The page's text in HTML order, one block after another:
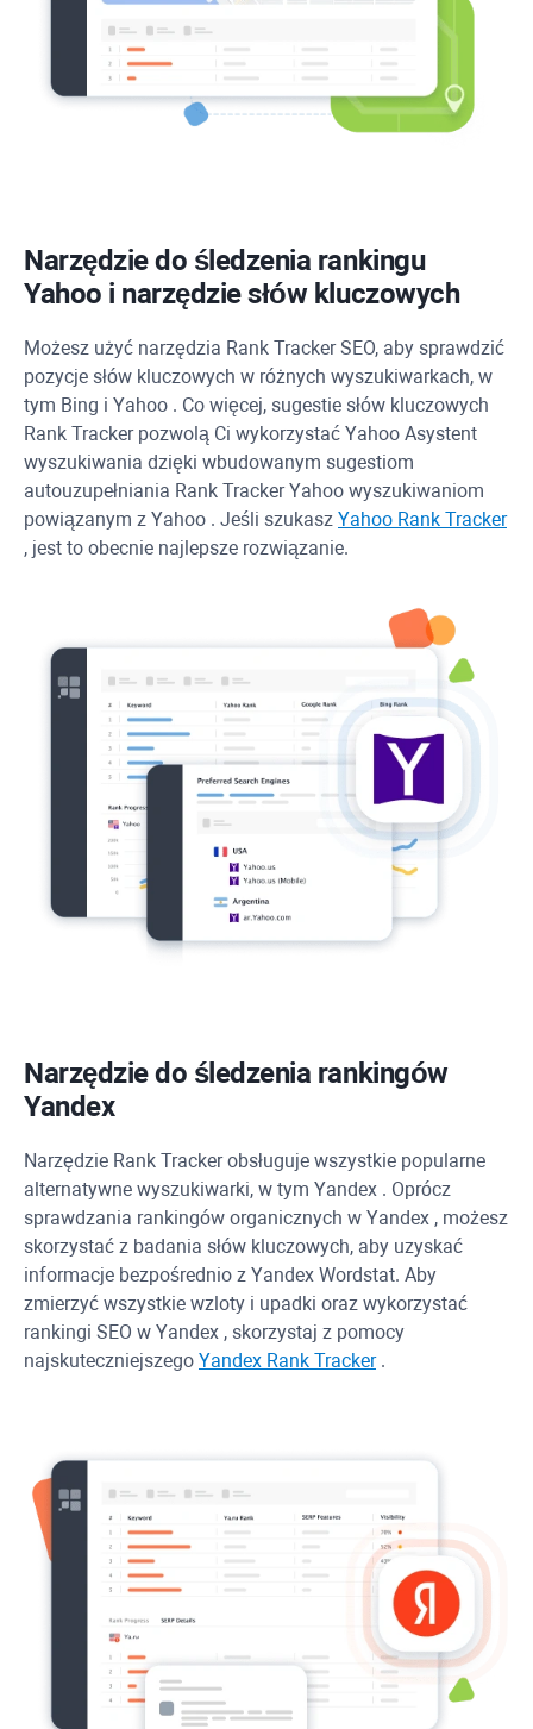
Narzędzie do śledzenia rankingu
Yahoo i narzędzie słów kluczowych
Możesz użyć narzędzia Rank TrackerSEO, aby sprawdzić
pozycje słów kluczowych w różnych wyszukiwarkach, w
tym Bing i Yahoo . Co więcej, sugestie słów kluczowych
Rank Trackerpozwolą Ci wykorzystać Yahoo Asystent
wyszukiwania dzięki wbudowanym sugestiom
autouzupełniania Rank Tracker Yahoo wyszukiwaniom
powiązanym z Yahoo . Jeśli szukasz Yahoo Rank Tracker
, jest to obecnie najlepsze rozwiązanie.
Narzędzie do śledzenia rankingów
Yandex
Narzędzie Rank Trackerobsługuje wszystkie popularne
alternatywne wyszukiwarki, w tym Yandex . Oprócz
sprawdzania rankingów organicznych w Yandex , możesz
skorzystać z badania słów kluczowych, aby uzyskać
informacje bezpośrednio z Yandex Wordstat. Aby
zmierzyć wszystkie wzloty i upadki oraz wykorzystać
rankingi SEO w Yandex , skorzystaj z pomocy
najskuteczniejszego Yandex Rank Tracker.